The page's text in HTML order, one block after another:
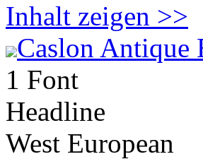
Inhalt zeigen >>
Caslon Antique
1 Font
Headline
West European